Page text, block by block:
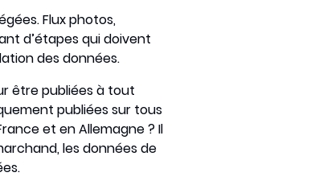
Flux photos,
d’étapes qui doivent
des données.
être publiées à tout
publiées sur tous
et en Allemagne ? Il
les données de